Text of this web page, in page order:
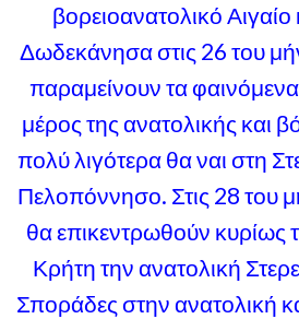
βορειοανατολικό
Δωδεκάνησα στις 26 του
παραμείνουν τα
μέρος της ανατολικής και
πολύ λιγότερα θα ναι στη
Πελοπόννησο. Στις 28 του
θα επικεντρωθούν κυρίως
Κρήτη την ανατολική
Σποράδες στην ανατολική